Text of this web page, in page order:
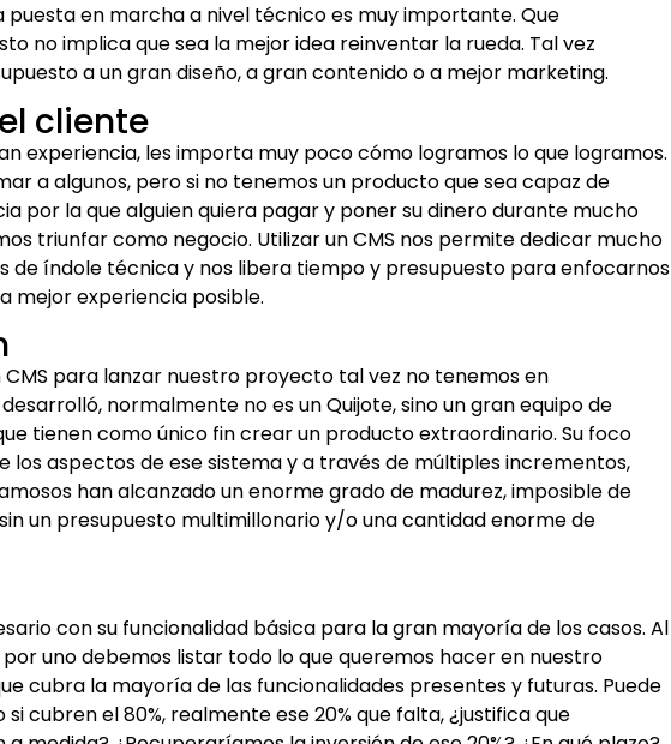
puesta en marcha a nivel técnico es muy importante. Que
no implica que sea la mejor idea reinventar la rueda. Tal vez
a un gran diseño, a gran contenido o a mejor marketing.
cliente
experiencia, les importa muy poco cómo logramos lo que logramos.
a algunos, pero si no tenemos un producto que sea capaz de
por la que alguien quiera pagar y poner su dinero durante mucho
triunfar como negocio. Utilizar un CMS nos permite dedicar mucho
de índole técnica y nos libera tiempo y presupuesto para enfocarnos
mejor experiencia posible.
CMS para lanzar nuestro proyecto tal vez no tenemos en
normalmente no es un Quijote, sino un gran equipo de
tienen como único fin crear un producto extraordinario. Su foco
los aspectos de ese sistema y a través de múltiples incrementos,
han alcanzado un enorme grado de madurez, imposible de
un presupuesto multimillonario y/o una cantidad enorme de
con su funcionalidad básica para la gran mayoría de los casos. Al
uno debemos listar todo lo que queremos hacer en nuestro
cubra la mayoría de las funcionalidades presentes y futuras. Puede
si cubren el 80%, realmente ese 20% que falta, ¿justifica que